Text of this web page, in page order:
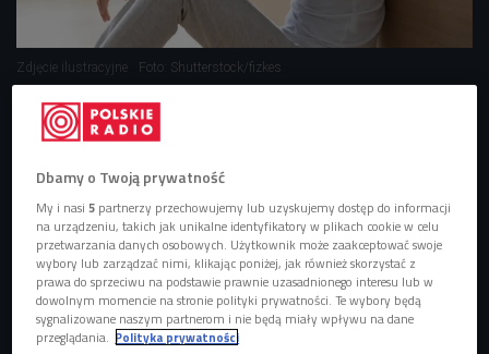
Zdjęcie ilustracyjne Foto: Shutterstock/fizkes
Dbamy o Twoją prywatność
My i nasi5 partnerzy przechowujemy lub uzyskujemy dostęp do informacji
na urządzeniu, takich jak unikalne identyfikatory w plikach cookie w celu
przetwarzania danych osobowych. Użytkownik może zaakceptować swoje
wybory lub zarządzać nimi, klikając poniżej, jak również skorzystać z
prawa do sprzeciwu na podstawie prawnie uzasadnionego interesu lub w
dowolnym momencie na stronie polityki prywatności. Te wybory będą
sygnalizowane naszym partnerom i nie będą miały wpływu na dane
przeglądania. Polityka prywatności